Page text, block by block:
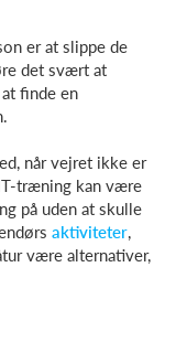
er at slippe de
det svært at
finde en
når vejret ikke er
træning kan være
på uden at skulle
aktiviteter,
være alternativer,